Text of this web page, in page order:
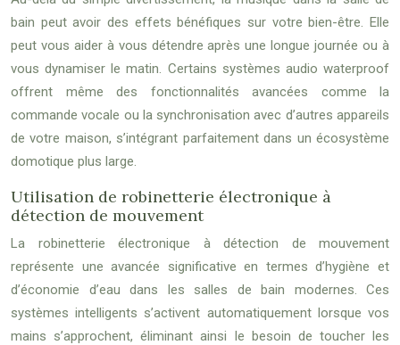
bain peut avoir des effets bénéfiques sur votre bien-être. Elle
peut vous aider à vous détendre après une longue journée ou à
vous dynamiser le matin. Certains systèmes audio waterproof
offrent même des fonctionnalités avancées comme la
commande vocale ou la synchronisation avec d’autres appareils
de votre maison, s’intégrant parfaitement dans un écosystème
domotique plus large.
Utilisation de robinetterie électronique à
détection de mouvement
La robinetterie électronique à détection de mouvement
représente une avancée significative en termes d’hygiène et
d’économie d’eau dans les salles de bain modernes. Ces
systèmes intelligents s’activent automatiquement lorsque vos
mains s’approchent, éliminant ainsi le besoin de toucher les